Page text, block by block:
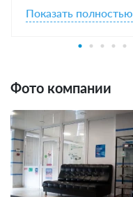
Показать полностью
Фото компании